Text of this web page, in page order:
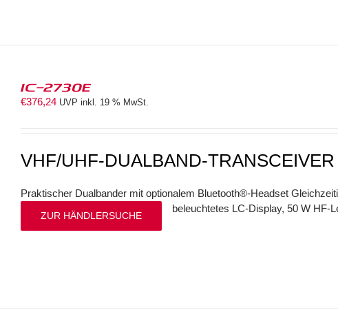
IC-2730E
€376,24 UVP inkl. 19 % MwSt.
VHF/UHF-DUALBAND-TRANSCEIVER
Praktischer Dualbander mit optionalem Bluetooth®-Headset
beleuchtetes LC-Display, 50 W HF-
ZUR HÄNDLERSUCHE